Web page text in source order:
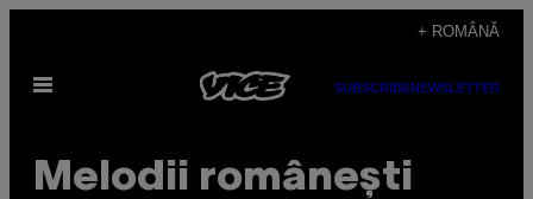
content
+ ROMÂNĂ
Open
SUBSCRIBENEWSLETTER
Melodii românești